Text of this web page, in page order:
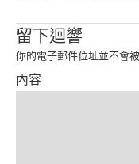
留下迴響
你的電子郵件位址並不會
內容